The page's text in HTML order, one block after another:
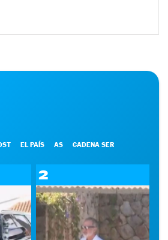
EL PAÍS AS CADENA SER
2